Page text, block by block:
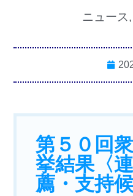
ニュース,
第５０回
挙結果〈
薦・支持候